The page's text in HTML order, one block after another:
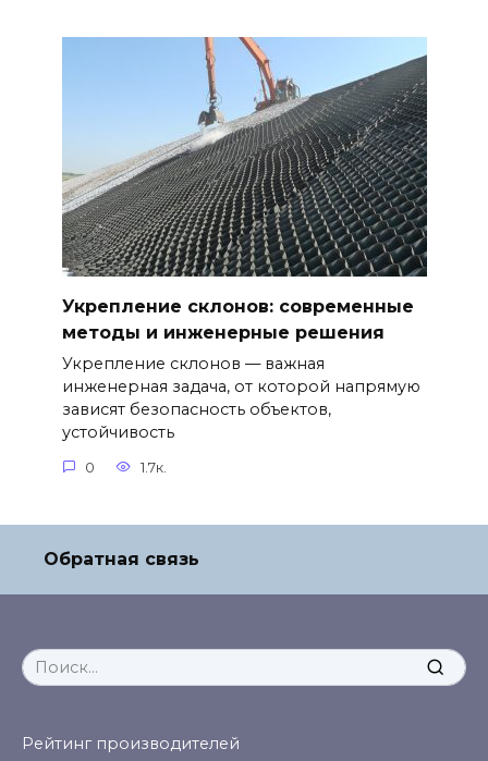
Укрепление склонов: современные
методы и инженерные решения
Укрепление склонов — важная
инженерная задача, от которой напрямую
зависят безопасность объектов,
устойчивость
0 1.7к.
Обратная связь
Search
for:
Рейтинг производителей